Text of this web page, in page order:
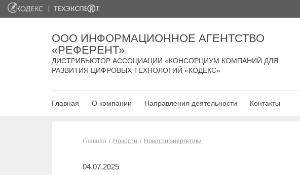
ООО ИНФОРМАЦИОННОЕ АГЕНТСТВО
«РЕФЕРЕНТ»
ДИСТРИБЬЮТОР АССОЦИАЦИИ «КОНСОРЦИУМ КОМПАНИЙ ДЛЯ
РАЗВИТИЯ ЦИФРОВЫХ ТЕХНОЛОГИЙ «КОДЕКС»
Главная О компании Направления деятельности Контакты
Главная Новости Новости энергетики
04.07.2025